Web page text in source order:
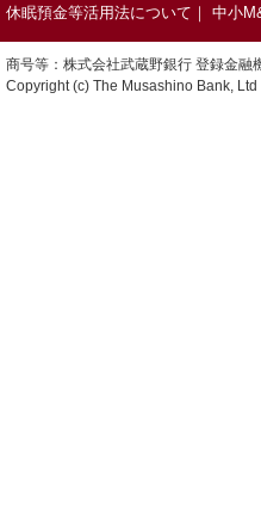
休眠預金等活用法について ｜ 中小
商号等：株式会社武蔵野銀行 登録金
Copyright (c) The Musashino Bank, Ltd